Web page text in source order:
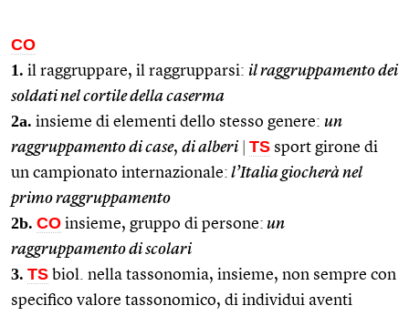
CO
1. il raggruppare, il raggrupparsi: il raggruppamento dei
soldati nel cortile della caserma
2a. insieme di elementi dello stesso genere: un
raggruppamento di case, di alberi TS sport girone di
un campionato internazionale: l’Italia giocherà nel
primo raggruppamento
2b. CO insieme, gruppo di persone: un
raggruppamento di scolari
3. TS biol. nella tassonomia, insieme, non sempre con
specifico valore tassonomico, di individui aventi